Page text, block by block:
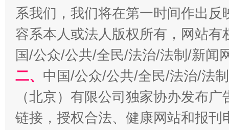
受贿1.44亿！段成刚被判无期
系我们，我们将在第一时间作出
容系本人或法人版权所有，网站
国/公众/公共/全民/法治/法制/新闻
二、 中国/公众/公共/全民/法治/法
（北京）有限公司独家协办发布
链接，授权合法、健康网站和报